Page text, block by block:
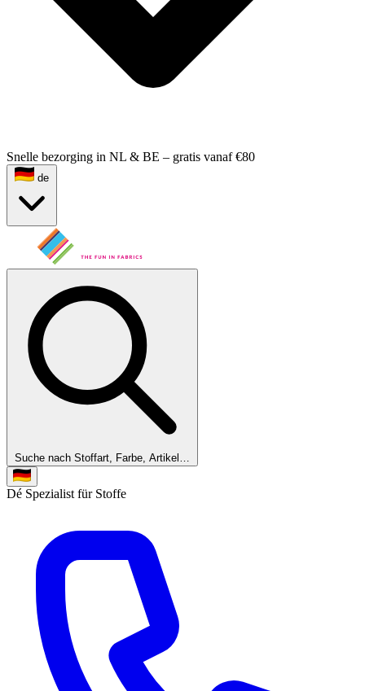
Snelle bezorging in NL & BE – gratis vanaf €80
de
Suche nach Stoffart, Farbe, Artikel…
Dé Spezialist für Stoffe